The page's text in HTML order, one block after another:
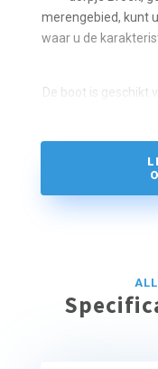
merengebied, kunt
waar u de
De boot is geschikt
als de boot,